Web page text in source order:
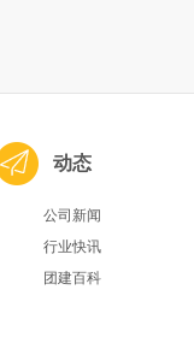
动态
公司新闻
行业快讯
团建百科